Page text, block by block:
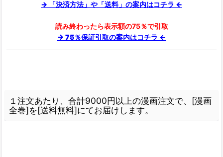
→ 「決済方法」や「送料」の案内はコチラ ←
読み終わったら表示額の75％で引取
→ 75％保証引取の案内はコチラ ←
１注文あたり、合計9000円以上の漫画注文で、[漫画
全巻]を[送料無料]にてお届けします。